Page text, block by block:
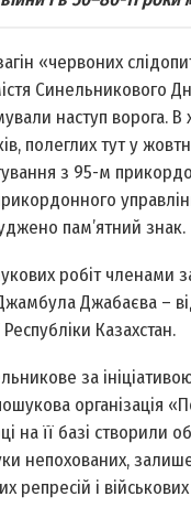
«червоних
Синельникового
наступ ворога.
полеглих тут у
з 95-м
пам’ятний знак.
робіт членами
Джабаєва –
Казахстан.
за
організація
на її базі
непохованих,
репресій і